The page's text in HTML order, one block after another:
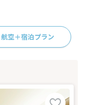
航空＋宿泊プラン